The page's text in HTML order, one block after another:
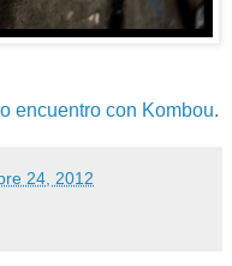
encuentro con Kombou.
24, 2012